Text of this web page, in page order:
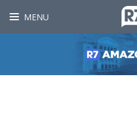
MENU